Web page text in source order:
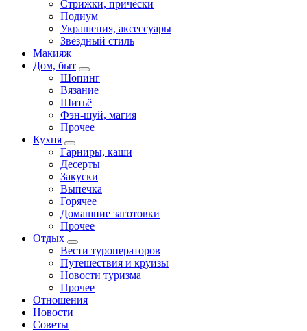
Стрижки, причёски
Подиум
Украшения, аксессуары
Звёздный стиль
Макияж
Дом, быт
Шопинг
Вязание
Шитьё
Фэн-шуй, магия
Прочее
Кухня
Гарниры, каши
Десерты
Закуски
Выпечка
Горячее
Домашние заготовки
Прочее
Отдых
Вести туроператоров
Путешествия и круизы
Новости туризма
Прочее
Отношения
Новости
Советы